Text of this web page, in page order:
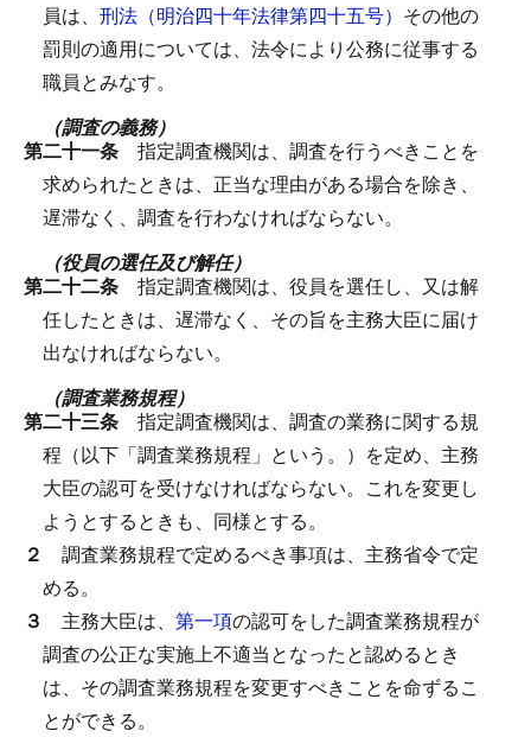
員は、 刑法（明治四十年法律第四十五号） その他の
罰則の適用については、法令により公務に従事する
職員とみなす。
（調査の義務）
第二十一条 指定調査機関は、調査を行うべきことを
求められたときは、正当な理由がある場合を除き、
遅滞なく、調査を行わなければならない。
（役員の選任及び解任）
第二十二条 指定調査機関は、役員を選任し、又は解
任したときは、遅滞なく、その旨を主務大臣に届け
出なければならない。
（調査業務規程）
第二十三条 指定調査機関は、調査の業務に関する規
程（以下「調査業務規程」という。）を定め、主務
大臣の認可を受けなければならない。 これを変更し
ようとするときも、同様とする。
２ 調査業務規程で定めるべき事項は、主務省令で定
める。
３ 主務大臣は、 第一項の認可をした調査業務規程が
調査の公正な実施上不適当となったと認めるとき
は、その調査業務規程を変更すべきことを命ずるこ
とができる。